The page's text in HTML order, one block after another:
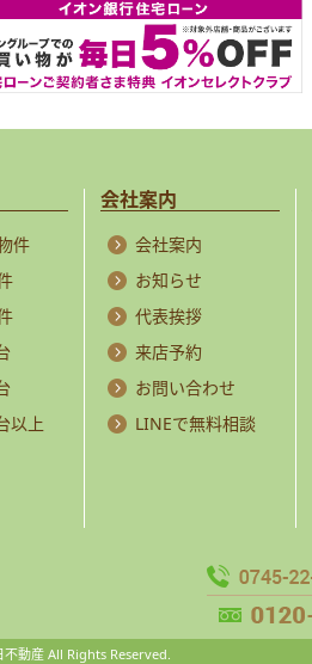
件
以上
会社案内
会社案内
お知らせ
代表挨拶
来店予約
お問い合わせ
LINEで無料相談
動産 All Rights Reserved.